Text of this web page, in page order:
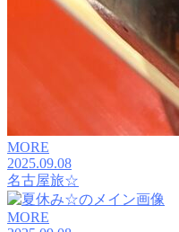
MORE
2025.09.08
名古屋旅☆
MORE